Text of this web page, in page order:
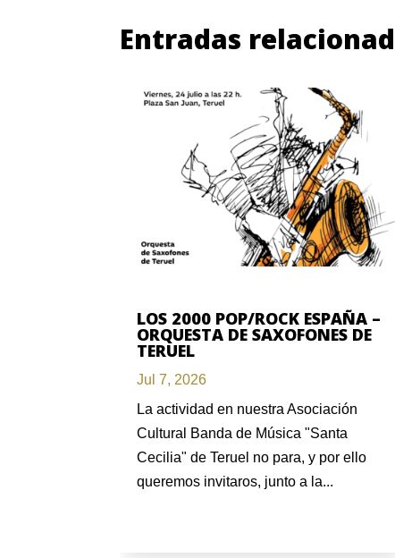
Entradas
LOS 2000 POP/ROCK ESPAÑA –
ORQUESTA DE SAXOFONES DE
TERUEL
Jul 7, 2026
La actividad en nuestra Asociación
Cultural Banda de Música "Santa
Cecilia" de Teruel no para, y por ello
queremos invitaros, junto a la...